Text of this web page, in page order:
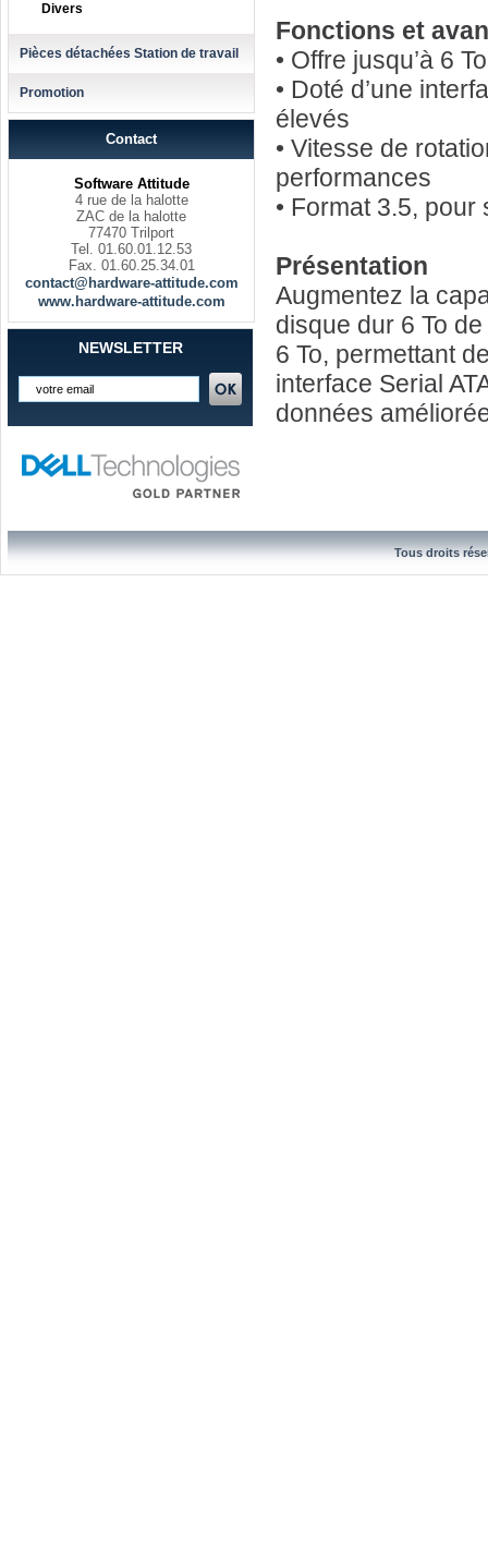
Divers
Pièces détachées Station de travail
Promotion
Contact
Software Attitude
4 rue de la halotte
ZAC de la halotte
77470 Trilport
Tel. 01.60.01.12.53
Fax. 01.60.25.34.01
contact@hardware-attitude.com
www.hardware-attitude.com
NEWSLETTER
Fonctions et
• Offre jusqu’à 6
• Doté d’une
élevés
• Vitesse de
performances
• Format 3.5,
Présentation
Augmentez la
disque dur 6 To
6 To, permettant
interface Serial
données
Tous droits